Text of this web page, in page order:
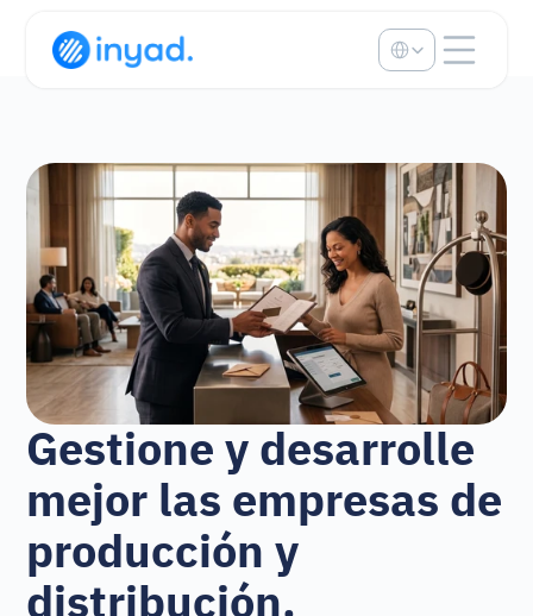
Gestione y desarrolle
mejor las empresas de
producción y
Select Language